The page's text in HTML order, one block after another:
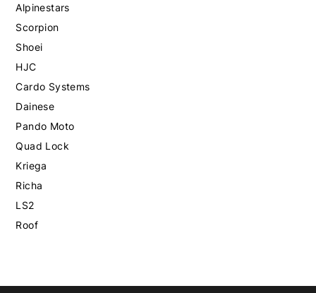
Alpinestars
Scorpion
Shoei
HJC
Cardo Systems
Dainese
Pando Moto
Quad Lock
Kriega
Richa
LS2
Roof